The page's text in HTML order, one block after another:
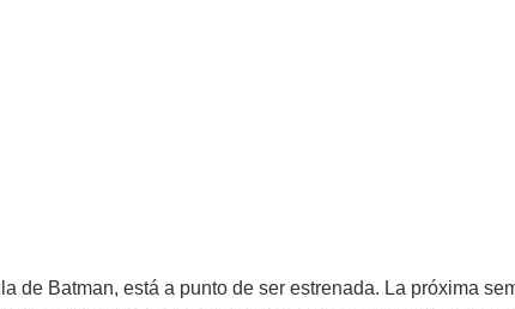
de Batman, está a punto de ser estrenada. La próxima